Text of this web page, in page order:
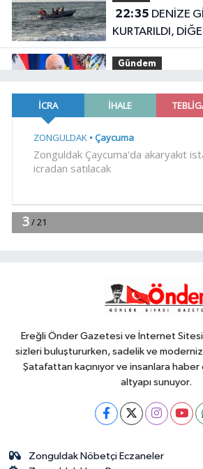
22:35
KURTARILDI,
Gündem
Türkiye'ye
19:09Orman yangınlarında
18:57
uluslararası
Ereğli Önder Gazetesi ve İnternet
sizleri buluştururken, sadelik ve
Şatafattan kaçınıyor ve insanlara
altyapı sunuyor.
Zonguldak Nöbetçi Eczaneler